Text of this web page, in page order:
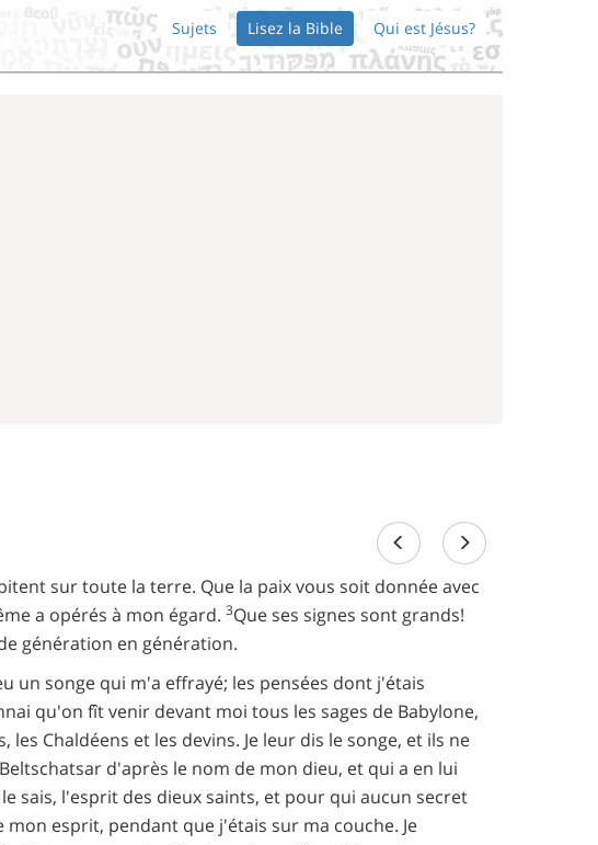
Sujets Lisez la Bible Qui est Jésus?
sur toute la terre. Que la paix vous soit donnée avec
a opérés à mon égard. 3Que ses signes sont grands!
génération en génération.
un songe qui m'a effrayé; les pensées dont j'étais
qu'on fît venir devant moi tous les sages de Babylone,
Chaldéens et les devins. Je leur dis le songe, et ils ne
d'après le nom de mon dieu, et qui a en lui
sais, l'esprit des dieux saints, et pour qui aucun secret
mon esprit, pendant que j'étais sur ma couche. Je